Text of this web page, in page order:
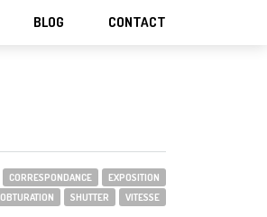
BLOG CONTACT
CORRESPONDANCE
EXPOSITION
OBTURATION SHUTTER VITESSE